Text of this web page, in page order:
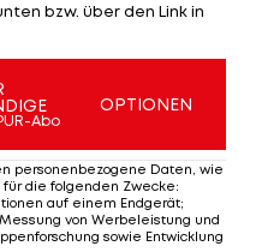
bzw. über den Link in
Abo
OPTIONEN
personenbezogene Daten, wie
für die folgenden Zwecke:
auf einem Endgerät;
von Werbeleistung und
sowie Entwicklung